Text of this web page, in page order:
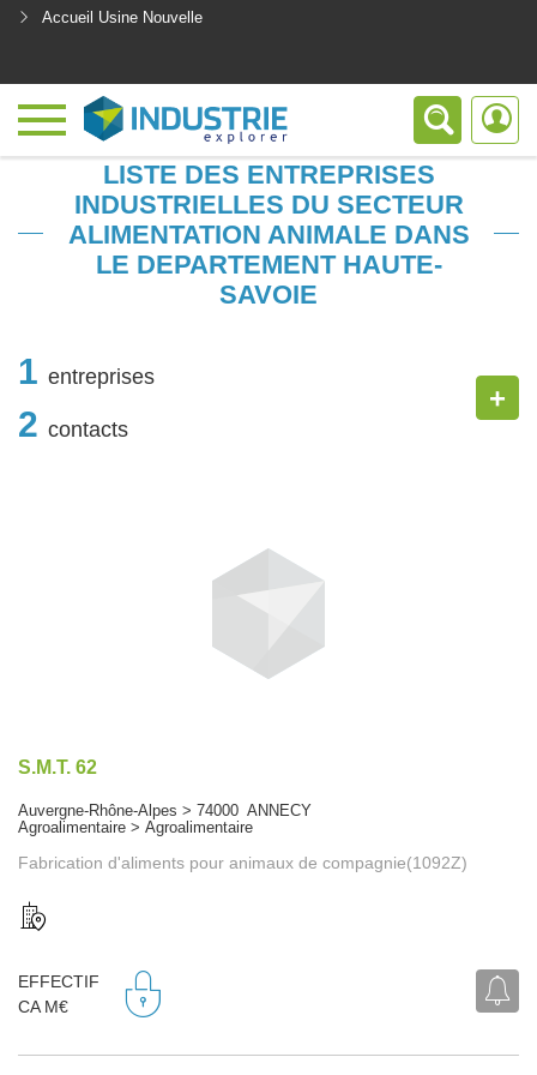
Accueil Usine Nouvelle
LISTE DES ENTREPRISES
INDUSTRIELLES DU SECTEUR
ALIMENTATION ANIMALE DANS
LE DEPARTEMENT HAUTE-
SAVOIE
1 entreprises
2 contacts
+
S.M.T. 62
Auvergne-Rhône-Alpes > 74000 ANNECY
Agroalimentaire > Agroalimentaire
Fabrication d'aliments pour animaux de compagnie(1092Z)
EFFECTIF
CA M€